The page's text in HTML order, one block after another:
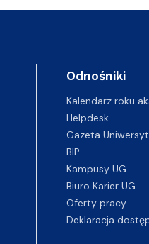
Odnośniki
Kalendarz roku
Helpdesk
Gazeta
BIP
Kampusy UG
Biuro Karier UG
Oferty pracy
Deklaracja